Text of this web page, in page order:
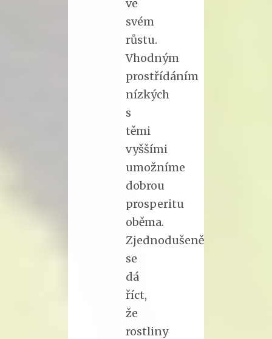
ve
svém
růstu.
Vhodným
prostřídáním
nízkých
s
těmi
vyššími
umožníme
dobrou
prosperitu
oběma.
Zjednodušeně
se
dá
říct,
že
rostliny